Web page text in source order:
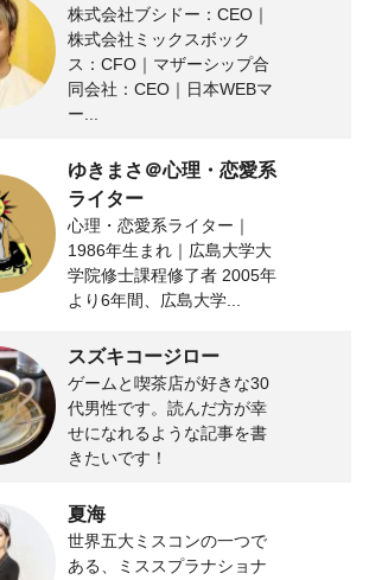
株式会社ブシドー：CEO｜
株式会社ミックスボック
ス：CFO｜マザーシップ合
同会社：CEO｜日本WEBマ
ー...
ゆきまさ＠心理・恋愛系
ライター
心理・恋愛系ライター｜
1986年生まれ｜広島大学大
学院修士課程修了者 2005年
より6年間、広島大学...
スズキコージロー
ゲームと喫茶店が好きな30
代男性です。読んだ方が幸
せになれるような記事を書
きたいです！
夏海
世界五大ミスコンの一つで
ある、ミススプラナショナ